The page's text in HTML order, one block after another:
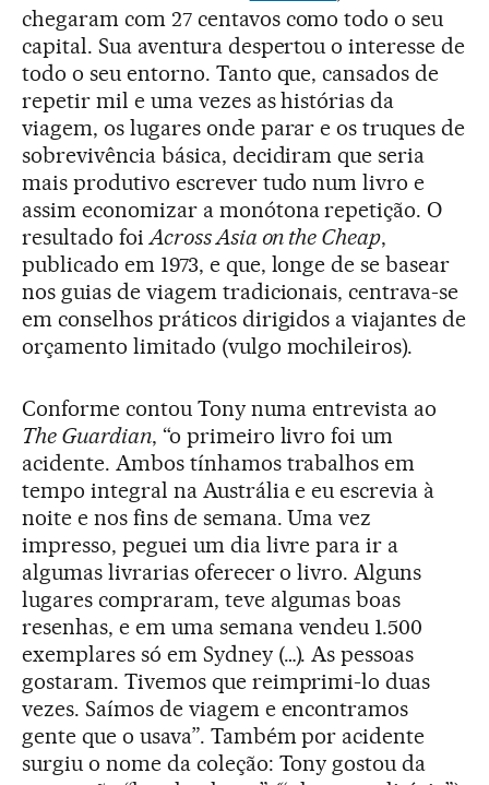
chegaram com 27 centavos como todo o seu
capital. Sua aventura despertou o interesse de
todo o seu entorno. Tanto que, cansados de
repetir mil e uma vezes as histórias da
viagem, os lugares onde parar e os truques de
sobrevivência básica, decidiram que seria
mais produtivo escrever tudo num livro e
assim economizar a monótona repetição. O
resultado foi Across Asia on the Cheap,
publicado em 1973, e que, longe de se basear
nos guias de viagem tradicionais, centrava-se
em conselhos práticos dirigidos a viajantes de
orçamento limitado (vulgo mochileiros).
Conforme contou Tony numa entrevista ao
The Guardian, “o primeiro livro foi um
acidente. Ambos tínhamos trabalhos em
tempo integral na Austrália e eu escrevia à
noite e nos fins de semana. Uma vez
impresso, peguei um dia livre para ir a
algumas livrarias oferecer o livro. Alguns
lugares compraram, teve algumas boas
resenhas, e em uma semana vendeu 1.500
exemplares só em Sydney (…). As pessoas
gostaram. Tivemos que reimprimi-lo duas
vezes. Saímos de viagem e encontramos
gente que o usava”. Também por acidente
surgiu o nome da coleção: Tony gostou da